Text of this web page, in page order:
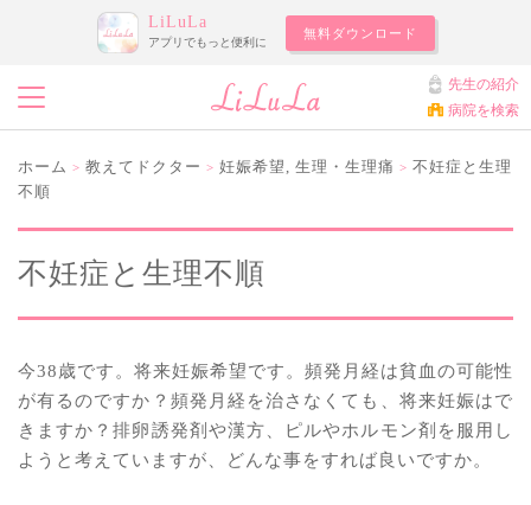
LiLuLa
アプリでもっと便利に
無料ダウンロード
先生の紹介
病院を検索
ホーム > 教えてドクター > 妊娠希望 , 生理・生理痛 > 不妊症と生理
不順
不妊症と生理不順
今38歳です。将来妊娠希望です。頻発月経は貧血の可能性
が有るのですか？頻発月経を治さなくても、将来妊娠はで
きますか？排卵誘発剤や漢方、ピルやホルモン剤を服用し
ようと考えていますが、どんな事をすれば良いですか。